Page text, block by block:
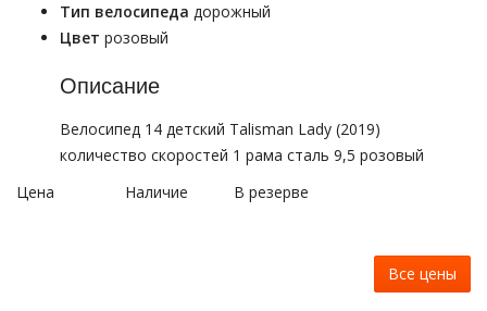
Тип велосипеда дорожный
Цвет розовый
Описание
Велосипед 14 детский Talisman Lady (2019)
количество скоростей 1 рама сталь 9,5 розовый
Цена
Наличие В резерве
Все цены